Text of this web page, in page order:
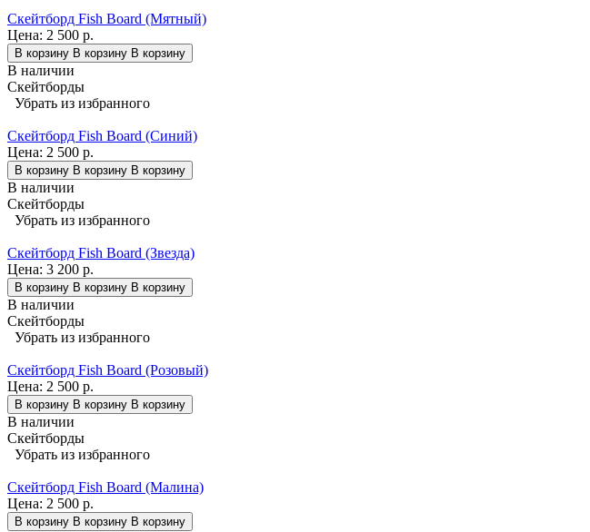
Скейтборд Fish Board (Мятный)
Цена: 2 500 р.
В корзину В корзину В корзину
В наличии
Скейтборды
Убрать из избранного
Скейтборд Fish Board (Синий)
Цена: 2 500 р.
В корзину В корзину В корзину
В наличии
Скейтборды
Убрать из избранного
Скейтборд Fish Board (Звезда)
Цена: 3 200 р.
В корзину В корзину В корзину
В наличии
Скейтборды
Убрать из избранного
Скейтборд Fish Board (Розовый)
Цена: 2 500 р.
В корзину В корзину В корзину
В наличии
Скейтборды
Убрать из избранного
Скейтборд Fish Board (Малина)
Цена: 2 500 р.
В корзину В корзину В корзину